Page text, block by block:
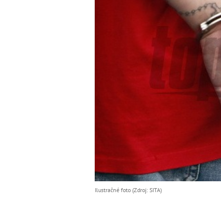
Ilustračné foto (Zdroj: SITA)